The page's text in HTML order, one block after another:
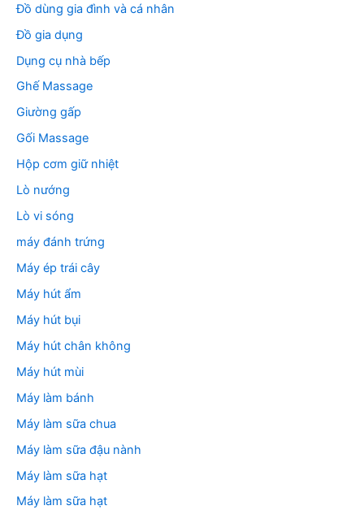
Đồ dùng gia đình và cá nhân
Đồ gia dụng
Dụng cụ nhà bếp
Ghế Massage
Giường gấp
Gối Massage
Hộp cơm giữ nhiệt
Lò nướng
Lò vi sóng
máy đánh trứng
Máy ép trái cây
Máy hút ẩm
Máy hút bụi
Máy hút chân không
Máy hút mùi
Máy làm bánh
Máy làm sữa chua
Máy làm sữa đậu nành
Máy làm sữa hạt
Máy làm sữa hạt